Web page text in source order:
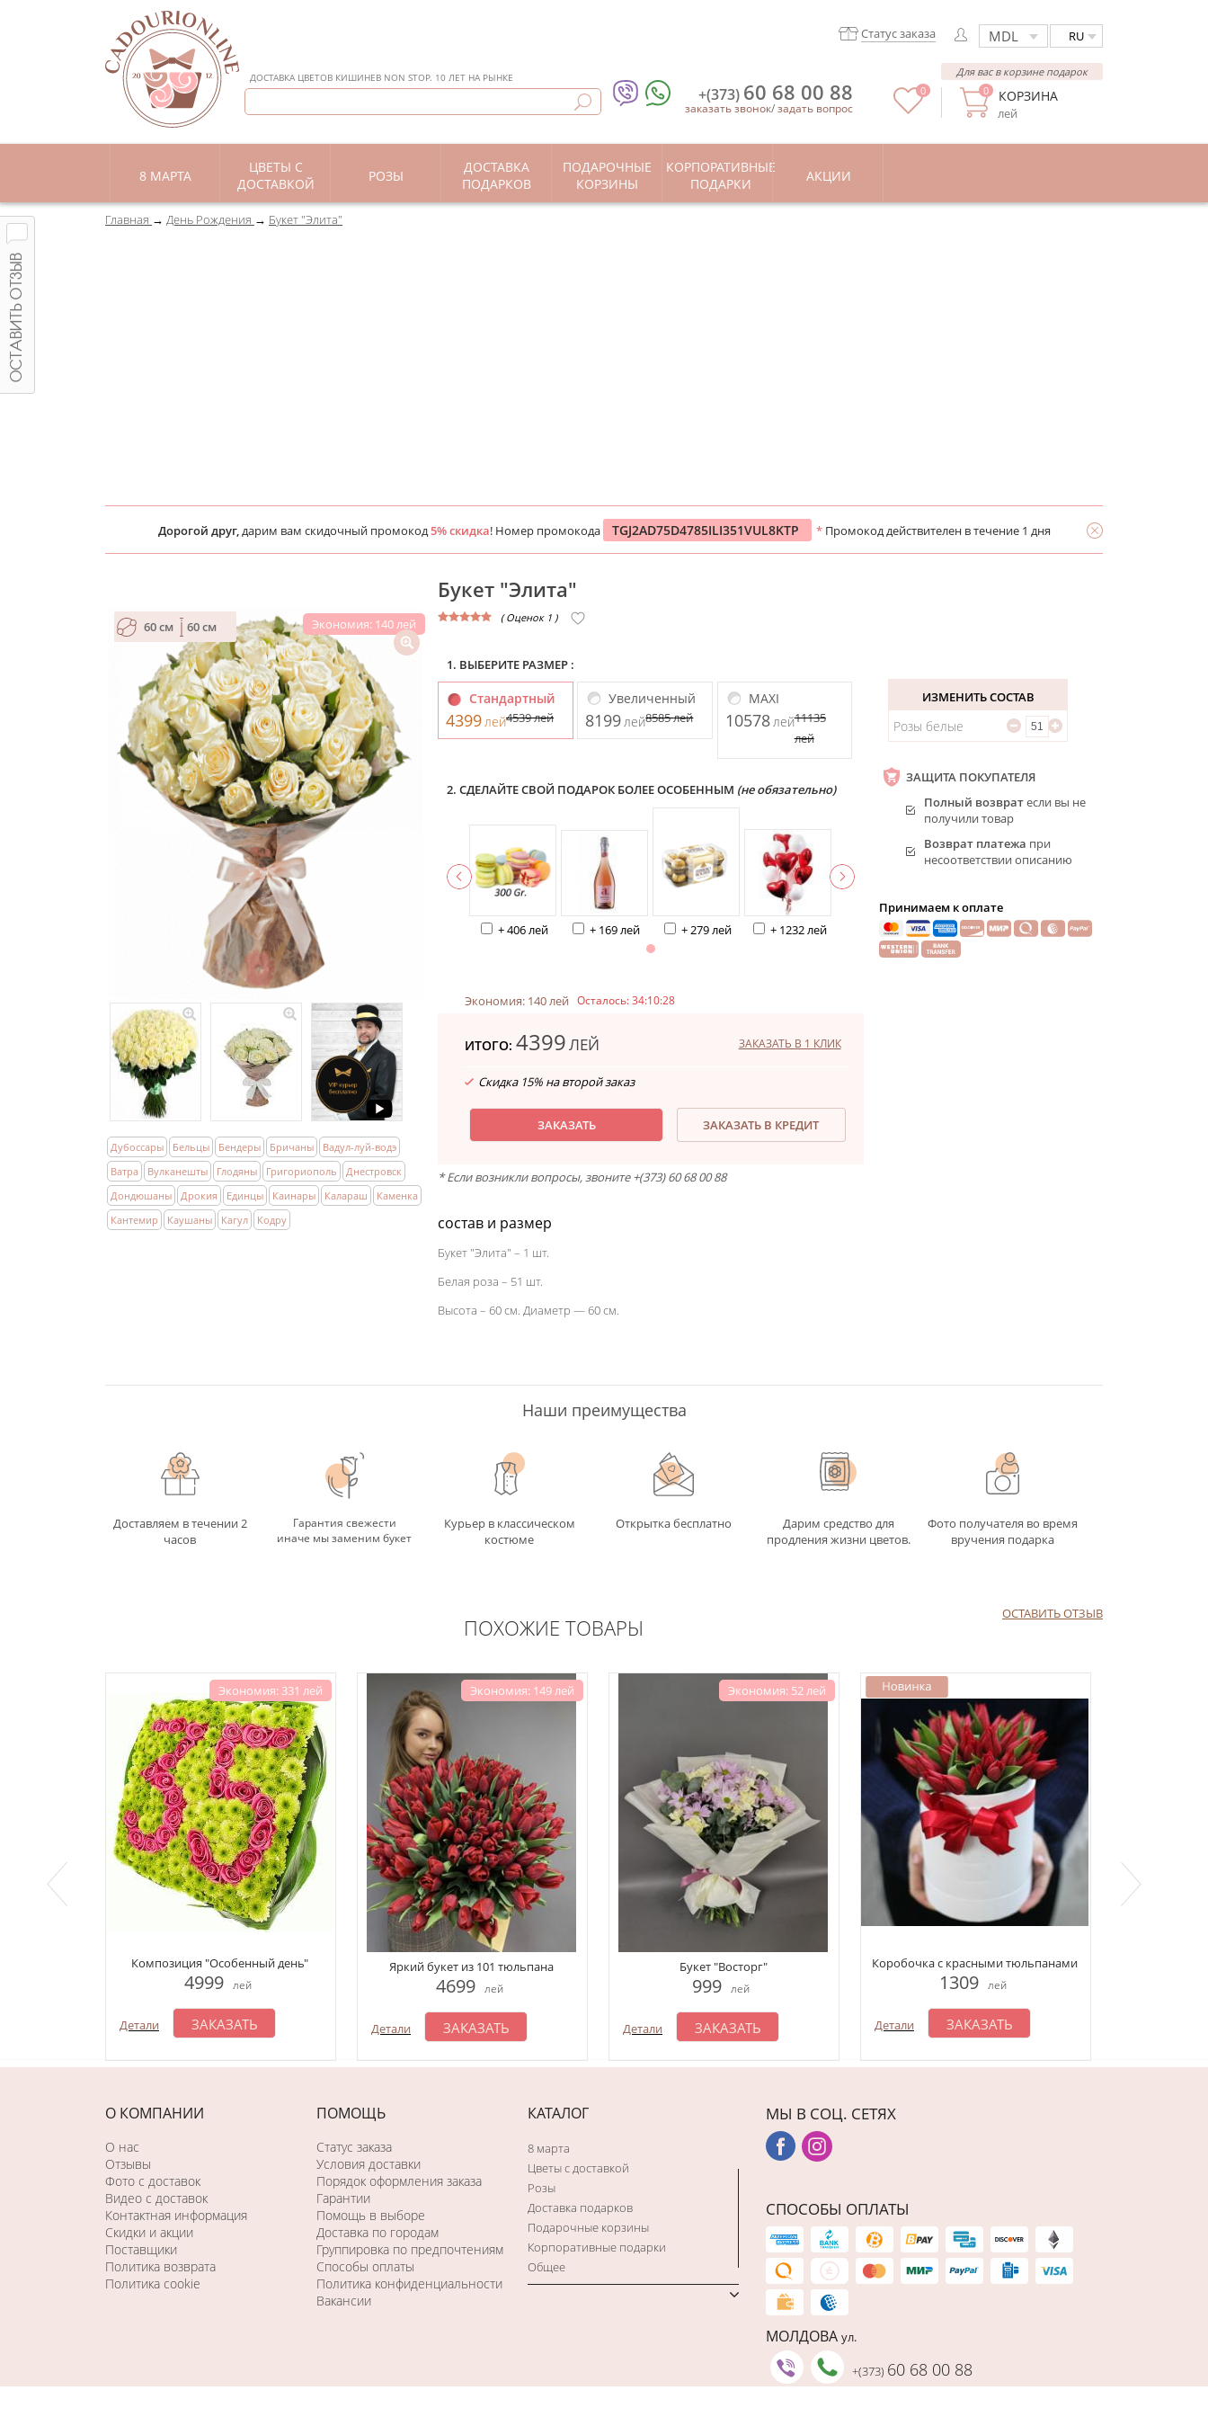
ДОСТАВКА ЦВЕТОВ КИШИНЕВ NON STOP. 10 ЛЕТ НА РЫНКЕ
RU
Статус заказа
КОРЗИНА
лей
0
Для вас в корзине подарок
0
+(373) 60 68 00 88
заказать звонок/задать вопрос
8 МАРТА
ЦВЕТЫ С
ДОСТАВКОЙ
РОЗЫ
ДОСТАВКА
ПОДАРКОВ
ПОДАРОЧНЫЕ
КОРЗИНЫ
КОРПОРАТИВНЫЕ
ПОДАРКИ
АКЦИИ
Главная День Рождения Букет "Элита"
Дорогой друг,дарим вам скидочный промокод5% скидка! Номер промокода TGJ2AD75D4785ILI351VUL8KTP * Промокод действителен в течение 1 дня
60 см 60 см Экономия: 140 лей
Дубоссары Бельцы Бендеры Бричаны
Вадул-луй-водэ
Ватра
Вулканешты Глодяны Григориополь
Днестровск
Дондюшаны
Дрокия Единцы Каинары Калараш
Каменка
Кантемир
Каушаны Кагул Кодру
Букет "Элита"
( Оценок 1 )
1. ВЫБЕРИТЕ РАЗМЕР :
Стандартный
4399 лей4539лей
Увеличенный
8199 лей8585лей
MAXI
10578 лей11135
лей
2. СДЕЛАЙТЕ СВОЙ ПОДАРОК БОЛЕЕ ОСОБЕННЫМ (не обязательно)
+ 406 лей + 169 лей + 279 лей + 1232 лей
Экономия: 140 лей Осталось:34:10:27
ИТОГО: 4399ЛЕЙ ЗАКАЗАТЬ В 1 КЛИК
Скидка 15% на второй заказ
ЗАКАЗАТЬ ЗАКАЗАТЬ В КРЕДИТ
* Если возникли вопросы, звоните +(373) 60 68 00 88
состав и размер
Букет "Элита" – 1 шт.
Белая роза – 51 шт.
Высота – 60 см. Диаметр — 60 см.
ИЗМЕНИТЬ СОСТАВ
Розы белые
ЗАЩИТА ПОКУПАТЕЛЯ
Полный возвратесли вы не
получили товар
Возврат платежа при
несоответствии описанию
Принимаем к оплате
Наши преимущества
Доставляем в течении 2
часов
Гарантия свежести
иначе мы заменим букет
Курьер в классическом
костюме
Открытка бесплатно
Дарим средство для
продления жизни цветов.
Фото получателя во время
вручения подарка
ОСТАВИТЬ ОТЗЫВ
ПОХОЖИЕ ТОВАРЫ
Экономия: 331 лей
Композиция "Особенный день"
4999 лей
Детали ЗАКАЗАТЬ
Экономия: 149 лей
Яркий букет из 101 тюльпана
4699 лей
Детали ЗАКАЗАТЬ
Экономия: 52 лей
Букет "Восторг"
999 лей
Детали ЗАКАЗАТЬ
Коробочка с красными тюльпанами
1309 лей
Детали ЗАКАЗАТЬ
О КОМПАНИИ
О нас
Отзывы
Фото c доставок
Видео с доставок
Контактная информация
Скидки и акции
Поставщики
Политика возврата
Политика cookie
ПОМОЩЬ
Статус заказа
Условия доставки
Порядок оформления заказа
Гарантии
Помощь в выборе
Доставка по городам
Группировка по предпочтениям
Способы оплаты
Политика конфиденциальности
Вакансии
КАТАЛОГ
8 марта
Цветы с доставкой
Розы
Доставка подарков
Подарочные корзины
Корпоративные подарки
Общее
МЫ В СОЦ. СЕТЯХ
СПОСОБЫ ОПЛАТЫ
МОЛДОВА ул.
+(373) 60 68 00 88